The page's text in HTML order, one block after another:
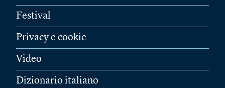
Festival
Privacy e cookie
Video
Dizionario italiano